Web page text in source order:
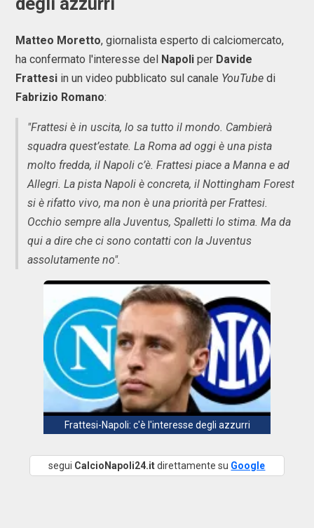
Matteo Moretto, giornalista esperto di calciomercato,
ha confermato l'interesse del
Napoli per Davide
Frattesi in un video pubblicato sul canale YouTube di
Fabrizio Romano:
"Frattesi è in uscita, lo sa tutto il mondo. Cambierà
squadra quest’estate. La Roma ad oggi è una pista
molto fredda, il Napoli c’è. Frattesi piace a Manna e ad
Allegri. La pista Napoli è concreta, il Nottingham Forest
si è rifatto vivo, ma non è una priorità per Frattesi.
Occhio sempre alla Juventus, Spalletti lo stima. Ma da
qui a dire che ci sono contatti con la Juventus
assolutamente no".
Frattesi-Napoli: c'è l'interesse degli azzurri
segui CalcioNapoli24.itdirettamente su Google